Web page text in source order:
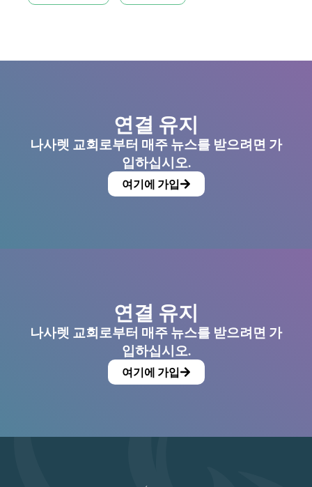
연결 유지
나사렛 교회로부터 매주 뉴스를 받으려면 가
입하십시오.
여기에 가입
연결 유지
나사렛 교회로부터 매주 뉴스를 받으려면 가
입하십시오.
여기에 가입